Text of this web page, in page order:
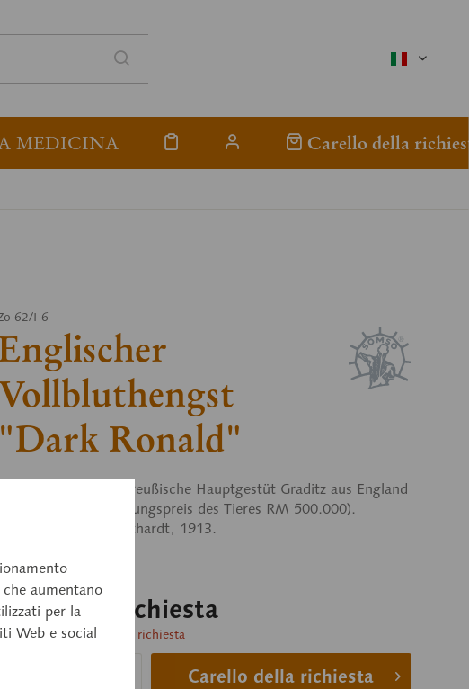
MEDICINA Carello della
62/I-6
"Dark Ronald"
8 Jahre alt, für das Preußische Hauptgestüt Graditz aus England
importiert. (Anschaffungspreis des Tieres RM 500.000).
Modelliert von G. Luthardt, 1913.
su richiesta
Tempi di consegna su richiesta
Carello della richiesta
aumentano
per la
Web e social